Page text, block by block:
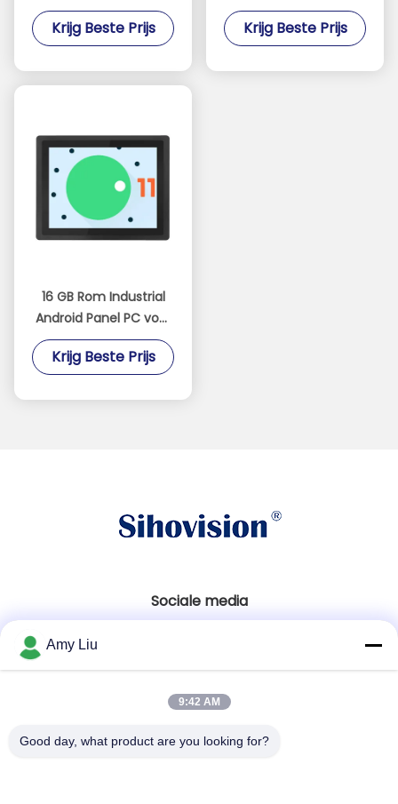
Tablet Water- en
stofbestendig met 16
Krijg Beste Prijs
tablet met 16 GB Rom
en RS485
Krijg Beste Prijs
16 GB Rom Industrial
Android Panel PC voor
gebruik in industriële
omgevingen
Krijg Beste Prijs
Sociale media
86-0755-23747569
Amy Liu
9:42 AM
Good day, what product are you looking for?